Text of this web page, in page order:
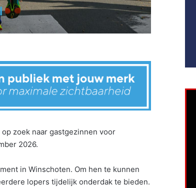
zoek naar gastgezinnen voor
2026.
in Winschoten. Om hen te kunnen
lopers tijdelijk onderdak te bieden.